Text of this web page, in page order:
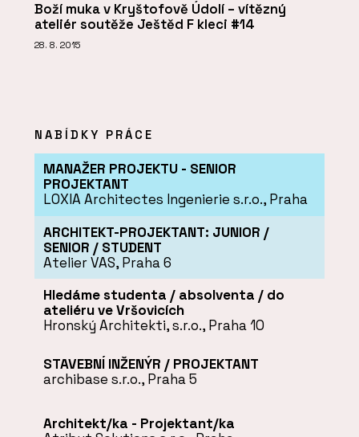
Boží muka v Kryštofově Údolí – vítězný
ateliér soutěže Ještěd F kleci #14
28. 8. 2015
NABÍDKY PRÁCE
MANAŽER PROJEKTU - SENIOR
PROJEKTANT
LOXIA Architectes Ingenierie s.r.o., Praha
ARCHITEKT-PROJEKTANT: JUNIOR /
SENIOR / STUDENT
Atelier VAS, Praha 6
Hledáme studenta / absolventa / do
ateliéru ve Vršovicích
Hronský Architekti, s.r.o., Praha 10
STAVEBNÍ INŽENÝR / PROJEKTANT
archibase s.r.o., Praha 5
Architekt/ka - Projektant/ka